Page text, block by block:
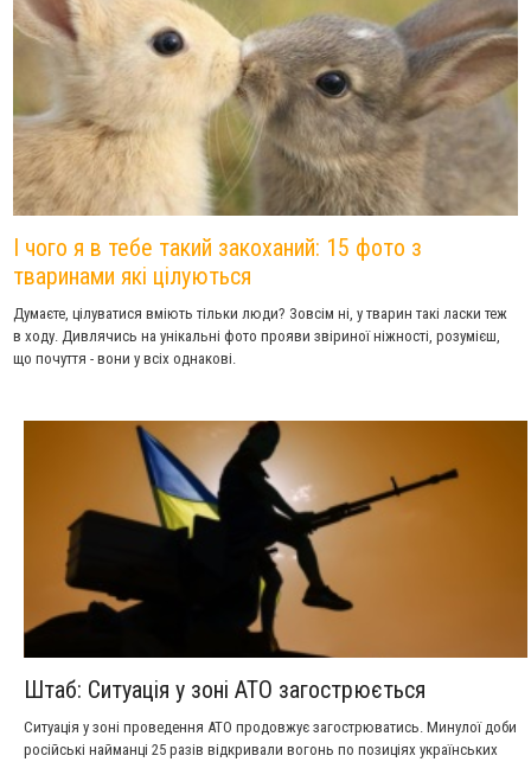
І чого я в тебе такий закоханий: 15 фото з
тваринами які цілуються
Думаєте, цілуватися вміють тільки люди? Зовсім ні, у тварин такі ласки теж
в ходу. Дивлячись на унікальні фото прояви звіриної ніжності, розумієш,
що почуття - вони у всіх однакові.
Штаб: Ситуація у зоні АТО загострюється
Ситуація у зоні проведення АТО продовжує загострюватись. Минулої доби
російські найманці 25 разів відкривали вогонь по позиціях українських